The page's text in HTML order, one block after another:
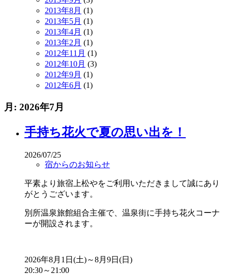
2013年8月 (1)
2013年5月 (1)
2013年4月 (1)
2013年2月 (1)
2012年11月 (1)
2012年10月 (3)
2012年9月 (1)
2012年6月 (1)
月: 2026年7月
手持ち花火で夏の思い出を！
2026/07/25
宿からのお知らせ
平素より旅宿上松やをご利用いただきまして誠にあり
がとうございます。
別所温泉旅館組合主催で、温泉街に手持ち花火コーナ
ーが開設されます。
2026年8月1日(土)～8月9日(日)
20:30～21:00